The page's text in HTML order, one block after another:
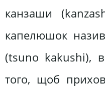
канзаши
капелюшок
(tsuno kakushі),
того, щоб